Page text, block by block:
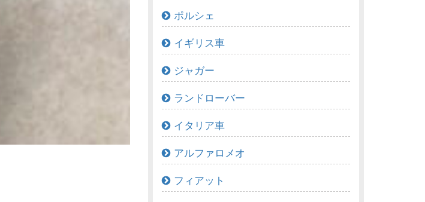
ポルシェ
イギリス車
ジャガー
ランドローバー
イタリア車
アルファロメオ
フィアット